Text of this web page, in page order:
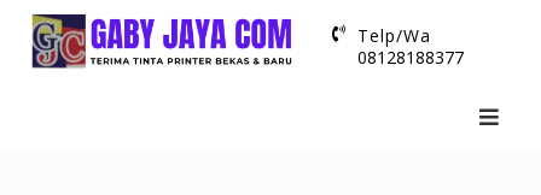
Skip
Telp/Wa
08128188377